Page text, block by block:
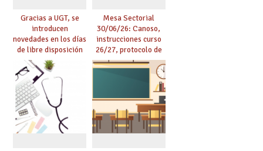
Gracias a UGT, se
introducen
novedades en los días
de libre disposición
retribuidos
Mesa Sectorial
30/06/26: Canoso,
instrucciones curso
26/27, protocolo de
agresiones.